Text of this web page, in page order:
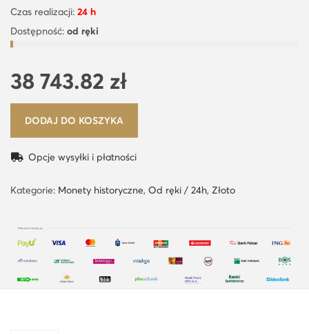
Czas realizacji: 24 h
Dostępność: od ręki
38 743.82 zł
DODAJ DO KOSZYKA
Opcje wysyłki i płatności
Kategorie: Monety historyczne, Od ręki / 24h, Złoto